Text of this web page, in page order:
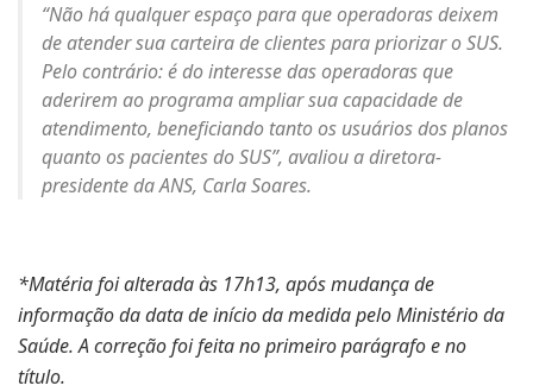
“Não há qualquer espaço para que operadoras deixem
de atender sua carteira de clientes para priorizar o SUS.
Pelo contrário: é do interesse das operadoras que
aderirem ao programa ampliar sua capacidade de
atendimento, beneficiando tanto os usuários dos planos
quanto os pacientes do SUS”, avaliou a diretora-
presidente da ANS, Carla Soares.
*Matéria foi alterada às 17h13, após mudança de
informação da data de início da medida pelo Ministério da
Saúde. A correção foi feita no primeiro parágrafo e no
título.